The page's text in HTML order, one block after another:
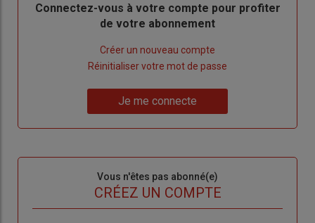
Body
Connectez-vous à votre compte pour profiter
de votre abonnement
Créer un nouveau compte
de
Réinitialiser votre mot de passe
me
Je me connecte
Vous n'êtes pas abonné(e)
CRÉEZ UN COMPTE